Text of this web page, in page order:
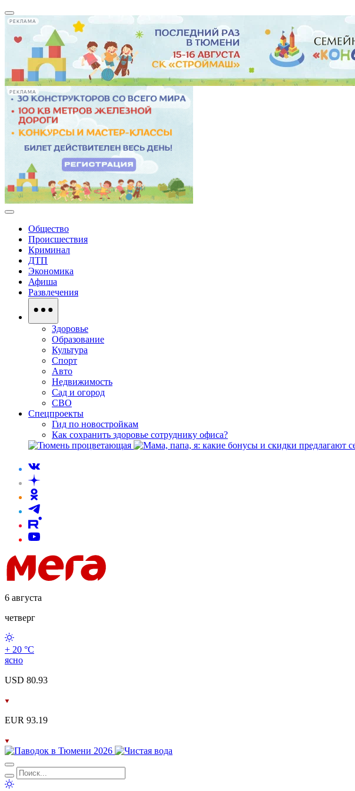
РЕКЛАМА
РЕКЛАМА
Общество
Происшествия
Криминал
ДТП
Экономика
Афиша
Развлечения
Здоровье
Образование
Культура
Спорт
Авто
Недвижимость
Сад и огород
СВО
Спецпроекты
Гид по новостройкам
Как сохранить здоровье сотруднику офиса?
6 августа
четверг
+ 20 °С
ясно
USD 80.93
EUR 93.19